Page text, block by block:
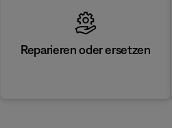
Reparieren oder ersetzen